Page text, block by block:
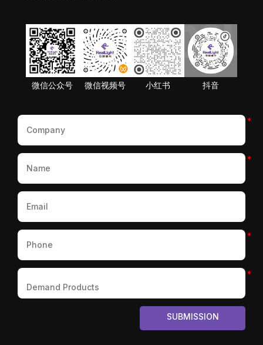
微信公众号 微信视频号 小红书 抖音
*
*
*
*
SUBMISSION